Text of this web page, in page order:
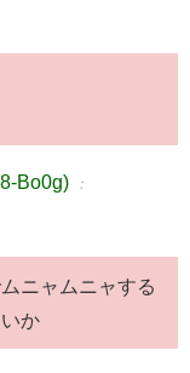
Bo0g) ：
ニャムニャする
か